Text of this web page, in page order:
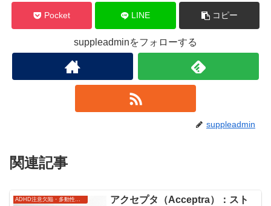
Pocket LINE コピー
suppleadminをフォローする
suppleadmin
関連記事
ADHD注意欠陥・多動性障害
アクセプタ（Acceptra）：スト